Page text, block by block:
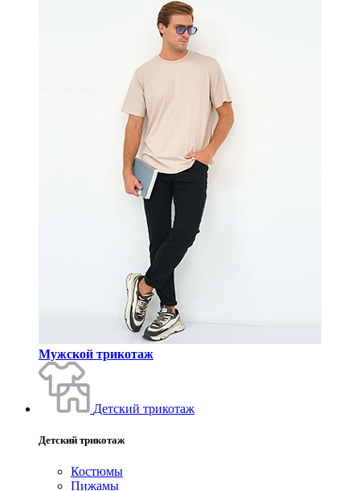
Мужской трикотаж
Детский трикотаж
Детский трикотаж
Костюмы
Пижамы